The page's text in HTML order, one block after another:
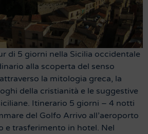
di 5 giorni nella Sicilia occidentale
alla scoperta del senso
la mitologia greca, la
della cristianità e le suggestive
Itinerario 5 giorni – 4 notti
del Golfo Arrivo all’aeroporto
e trasferimento in hotel. Nel